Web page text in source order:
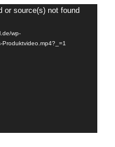
or source(s) not found
wp-